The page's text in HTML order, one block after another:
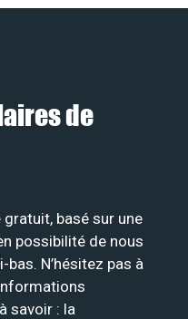
de
basé sur une
possibilité de nous
N’hésitez pas à
savoir : la